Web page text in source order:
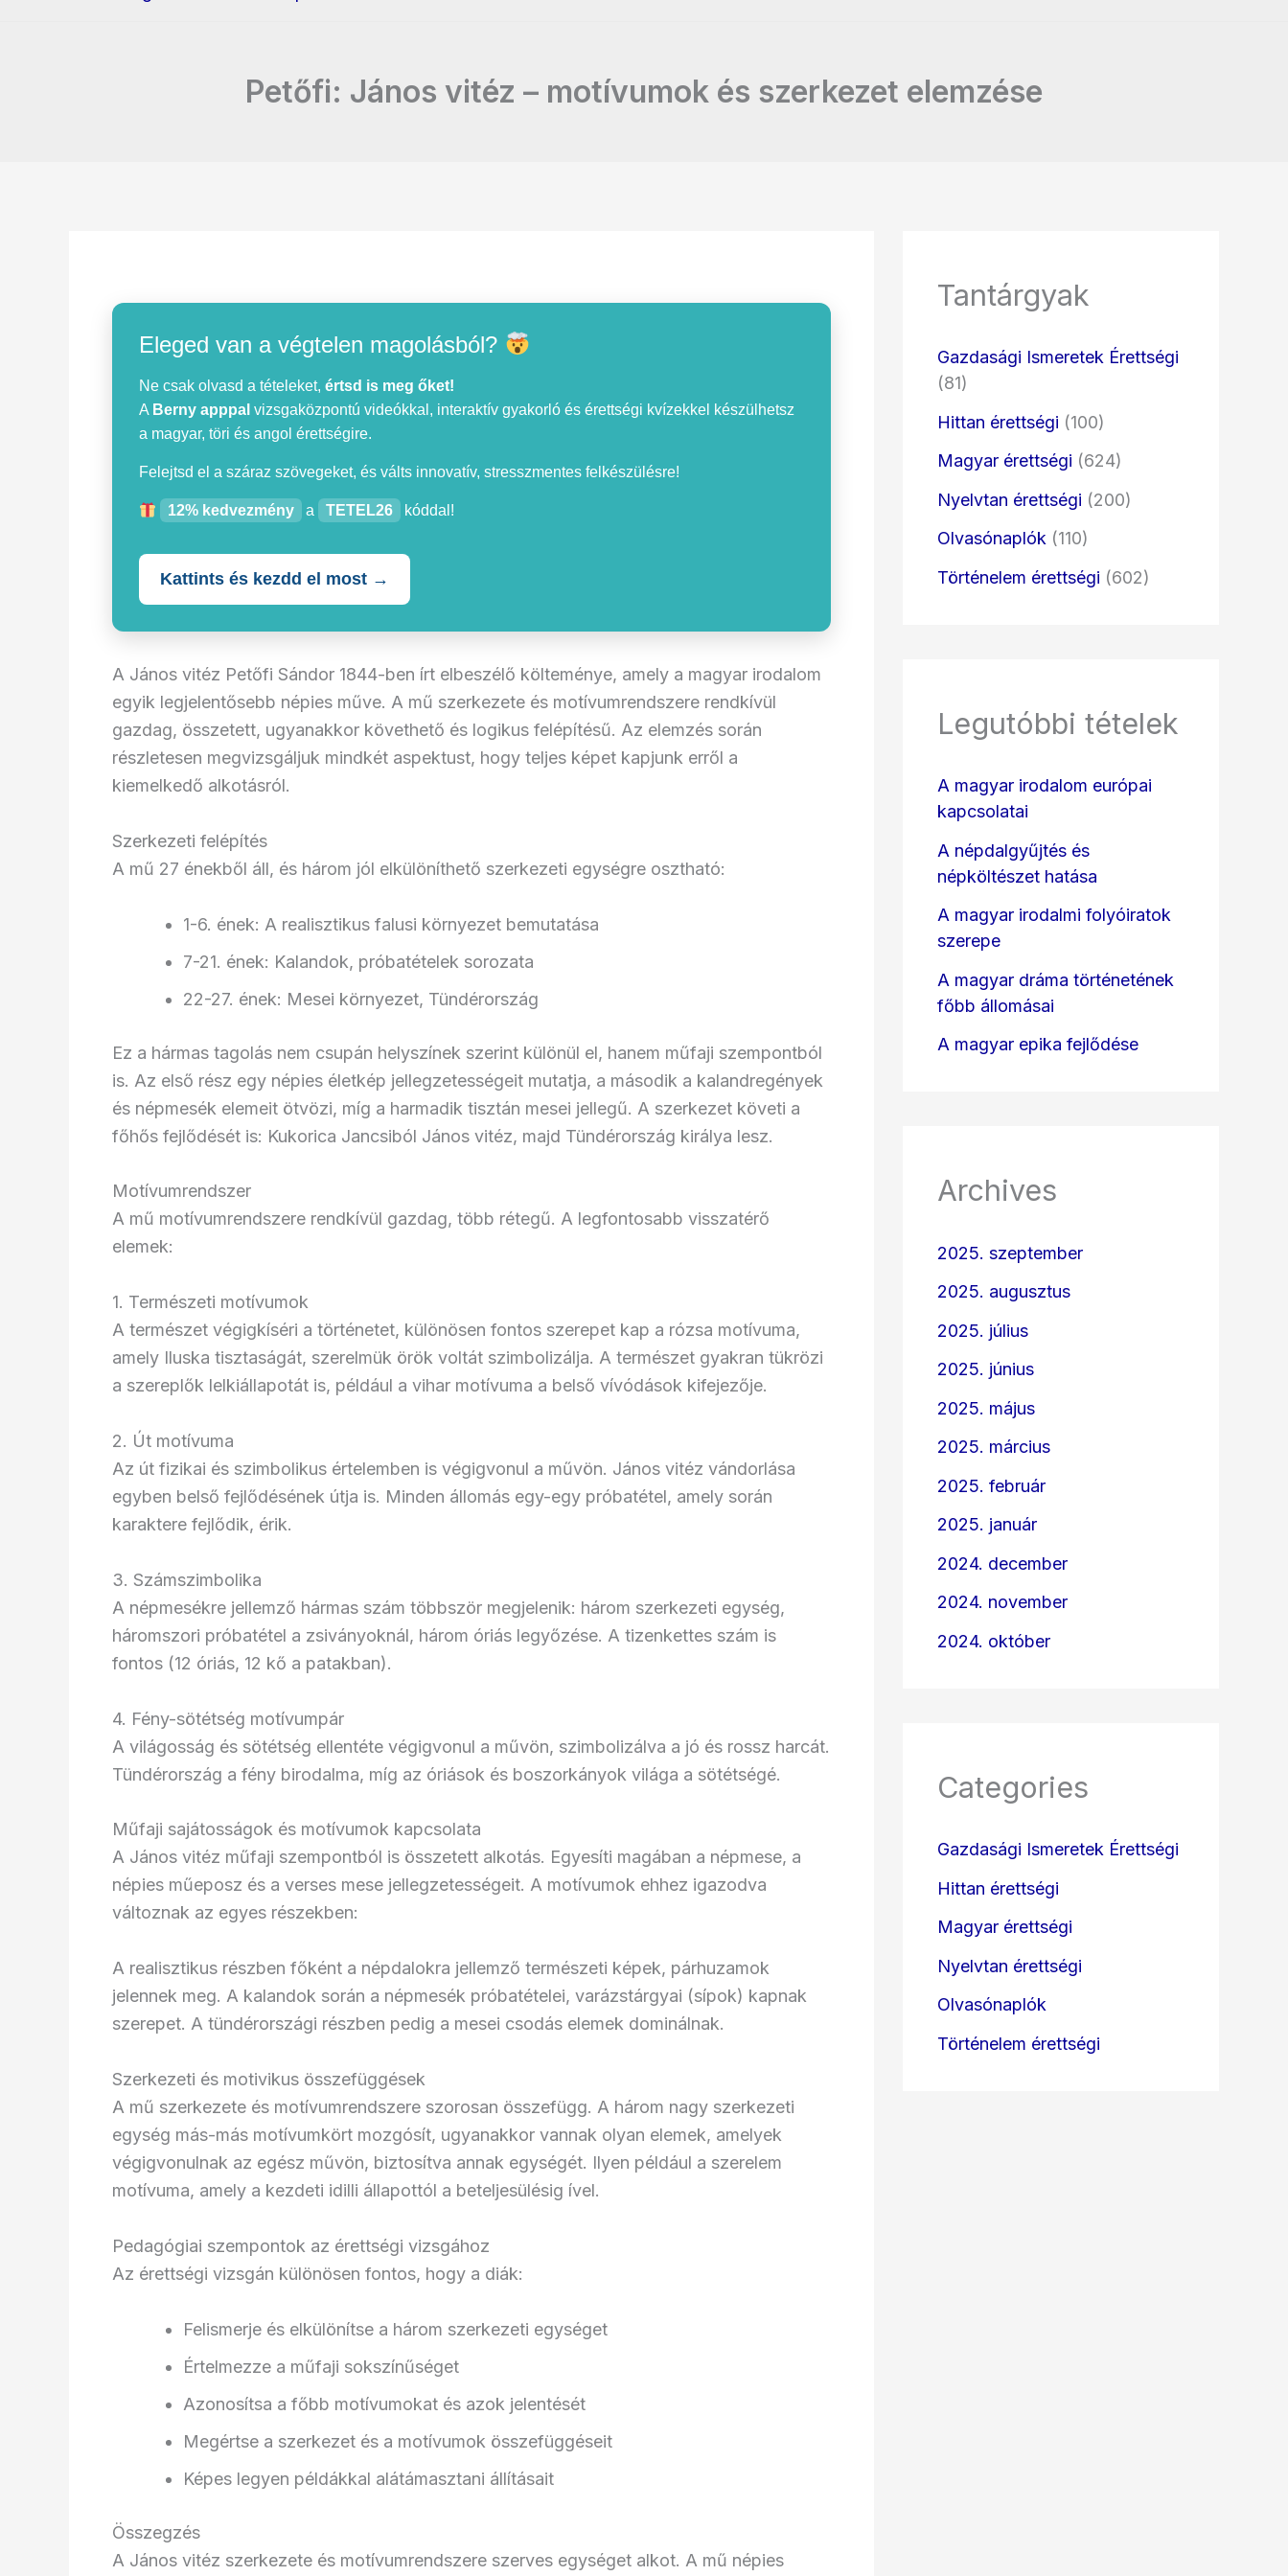
Petőfi: János vitéz – motívumok és szerkezet elemzése
Eleged van a végtelen magolásból?
Ne csak olvasd a tételeket, értsd is meg őket!
A Berny apppal vizsgaközpontú videókkal, interaktív gyakorló és érettségi kvízekkel készülhetsz
a magyar, töri és angol érettségire.
Felejtsd el a száraz szövegeket, és válts innovatív, stresszmentes felkészülésre!
12% kedvezmény a TETEL26 kóddal!
Kattints és kezdd el most →
A János vitéz Petőfi Sándor 1844-ben írt elbeszélő költeménye, amely a magyar irodalom
egyik legjelentősebb népies műve. A mű szerkezete és motívumrendszere rendkívül
gazdag, összetett, ugyanakkor követhető és logikus felépítésű. Az elemzés során
részletesen megvizsgáljuk mindkét aspektust, hogy teljes képet kapjunk erről a
kiemelkedő alkotásról.
Szerkezeti felépítés
A mű 27 énekből áll, és három jól elkülöníthető szerkezeti egységre osztható:
1-6. ének: A realisztikus falusi környezet bemutatása
7-21. ének: Kalandok, próbatételek sorozata
22-27. ének: Mesei környezet, Tündérország
Ez a hármas tagolás nem csupán helyszínek szerint különül el, hanem műfaji szempontból
is. Az első rész egy népies életkép jellegzetességeit mutatja, a második a kalandregények
és népmesék elemeit ötvözi, míg a harmadik tisztán mesei jellegű. A szerkezet követi a
főhős fejlődését is: Kukorica Jancsiból János vitéz, majd Tündérország királya lesz.
Motívumrendszer
A mű motívumrendszere rendkívül gazdag, több rétegű. A legfontosabb visszatérő
elemek:
1. Természeti motívumok
A természet végigkíséri a történetet, különösen fontos szerepet kap a rózsa motívuma,
amely Iluska tisztaságát, szerelmük örök voltát szimbolizálja. A természet gyakran tükrözi
a szereplők lelkiállapotát is, például a vihar motívuma a belső vívódások kifejezője.
2. Út motívuma
Az út fizikai és szimbolikus értelemben is végigvonul a művön. János vitéz vándorlása
egyben belső fejlődésének útja is. Minden állomás egy-egy próbatétel, amely során
karaktere fejlődik, érik.
3. Számszimbolika
A népmesékre jellemző hármas szám többször megjelenik: három szerkezeti egység,
háromszori próbatétel a zsiványoknál, három óriás legyőzése. A tizenkettes szám is
fontos (12 óriás, 12 kő a patakban).
4. Fény-sötétség motívumpár
A világosság és sötétség ellentéte végigvonul a művön, szimbolizálva a jó és rossz harcát.
Tündérország a fény birodalma, míg az óriások és boszorkányok világa a sötétségé.
Műfaji sajátosságok és motívumok kapcsolata
A János vitéz műfaji szempontból is összetett alkotás. Egyesíti magában a népmese, a
népies műeposz és a verses mese jellegzetességeit. A motívumok ehhez igazodva
változnak az egyes részekben:
A realisztikus részben főként a népdalokra jellemző természeti képek, párhuzamok
jelennek meg. A kalandok során a népmesék próbatételei, varázstárgyai (sípok) kapnak
szerepet. A tündérországi részben pedig a mesei csodás elemek dominálnak.
Szerkezeti és motivikus összefüggések
A mű szerkezete és motívumrendszere szorosan összefügg. A három nagy szerkezeti
egység más-más motívumkört mozgósít, ugyanakkor vannak olyan elemek, amelyek
végigvonulnak az egész művön, biztosítva annak egységét. Ilyen például a szerelem
motívuma, amely a kezdeti idilli állapottól a beteljesülésig ível.
Pedagógiai szempontok az érettségi vizsgához
Az érettségi vizsgán különösen fontos, hogy a diák:
Felismerje és elkülönítse a három szerkezeti egységet
Értelmezze a műfaji sokszínűséget
Azonosítsa a főbb motívumokat és azok jelentését
Megértse a szerkezet és a motívumok összefüggéseit
Képes legyen példákkal alátámasztani állításait
Összegzés
A János vitéz szerkezete és motívumrendszere szerves egységet alkot. A mű népies
Tantárgyak
Gazdasági Ismeretek Érettségi
(81)
Hittan érettségi (100)
Magyar érettségi (624)
Nyelvtan érettségi (200)
Olvasónaplók (110)
Történelem érettségi (602)
Legutóbbi tételek
A magyar irodalom európai
kapcsolatai
A népdalgyűjtés és
népköltészet hatása
A magyar irodalmi folyóiratok
szerepe
A magyar dráma történetének
főbb állomásai
A magyar epika fejlődése
Archives
2025. szeptember
2025. augusztus
2025. július
2025. június
2025. május
2025. március
2025. február
2025. január
2024. december
2024. november
2024. október
Categories
Gazdasági Ismeretek Érettségi
Hittan érettségi
Magyar érettségi
Nyelvtan érettségi
Olvasónaplók
Történelem érettségi